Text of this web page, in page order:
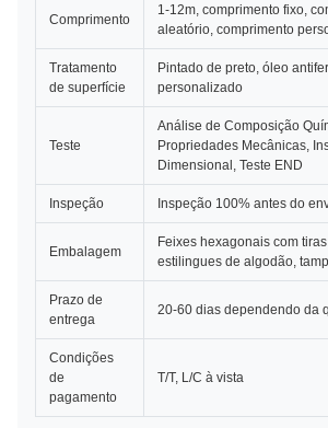
Comprimento
1-12m, comprimento fixo,
aleatório, comprimento
Tratamento
de superfície
Pintado de preto, óleo
personalizado
Teste
Análise de Composição
Propriedades Mecânicas,
Dimensional, Teste END
Inspeção Inspeção 100% antes do
Embalagem
Feixes hexagonais com tiras
estilingues de algodão,
Prazo de
entrega
20-60 dias dependendo da
Condições
de
pagamento
T/T, L/C à vista